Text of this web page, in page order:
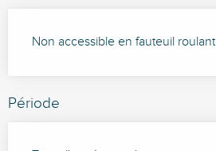
Non accessible en fauteuil roulant
Période